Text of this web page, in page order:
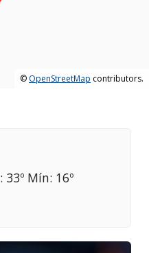
© OpenStreetMap contributors.
33º Mín: 16º